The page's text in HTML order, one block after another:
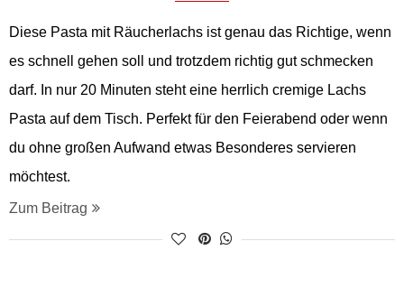
Diese Pasta mit Räucherlachs ist genau das Richtige, wenn
es schnell gehen soll und trotzdem richtig gut schmecken
darf. In nur 20 Minuten steht eine herrlich cremige Lachs
Pasta auf dem Tisch. Perfekt für den Feierabend oder wenn
du ohne großen Aufwand etwas Besonderes servieren
möchtest.
Zum Beitrag